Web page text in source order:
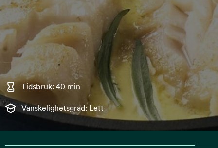
Tidsbruk: 40 min
Vanskelighetsgrad: Lett